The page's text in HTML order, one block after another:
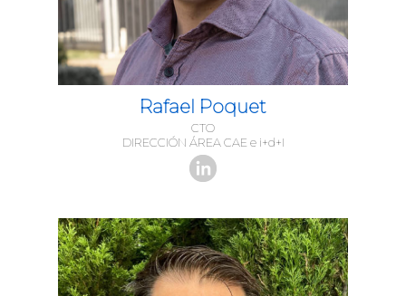
Rafael Poquet
CTO
DIRECCIÓN ÁREA CAE e i+d+I